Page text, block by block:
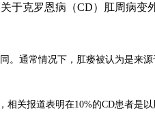
于克罗恩病（CD）肛周病变
。通常情况下，肛瘘被认为是来
相关报道表明在10%的CD患者是